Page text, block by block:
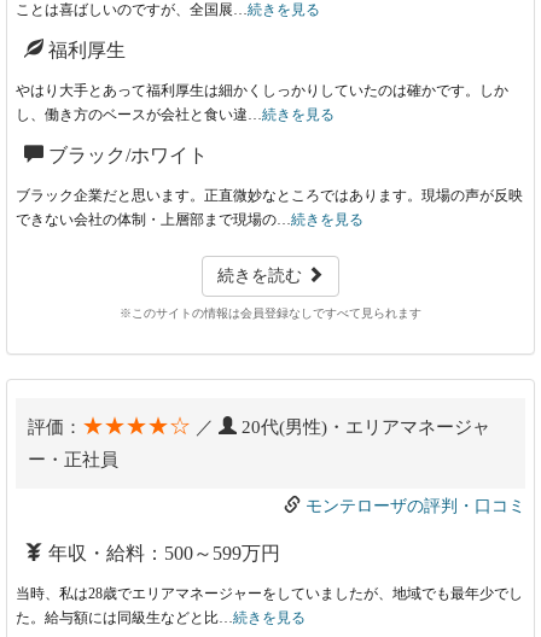
ことは喜ばしいのですが、全国展…続きを見る
福利厚生
やはり大手とあって福利厚生は細かくしっかりしていたのは確かです。しか
し、働き方のベースが会社と食い違…続きを見る
ブラック/ホワイト
ブラック企業だと思います。正直微妙なところではあります。現場の声が反映
できない会社の体制・上層部まで現場の…続きを見る
続きを読む
※このサイトの情報は会員登録なしですべて見られます
評価： ★★★★☆ ／
20代(男性)・エリアマネージャ
ー・正社員
モンテローザの評判・口コミ
年収・給料：500～599万円
当時、私は28歳でエリアマネージャーをしていましたが、地域でも最年少でし
た。給与額には同級生などと比…続きを見る